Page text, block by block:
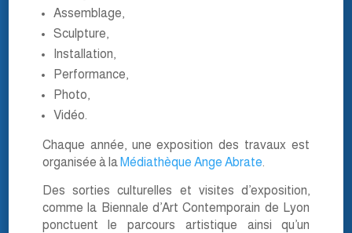
Assemblage,
Sculpture,
Installation,
Performance,
Photo,
Vidéo.
Chaque année, une exposition des travaux est
organisée à laMédiathèque Ange Abrate.
Des sorties culturelles et visites d’exposition,
comme la Biennale d’Art Contemporain de Lyon
ponctuent le parcours artistique ainsi qu’un